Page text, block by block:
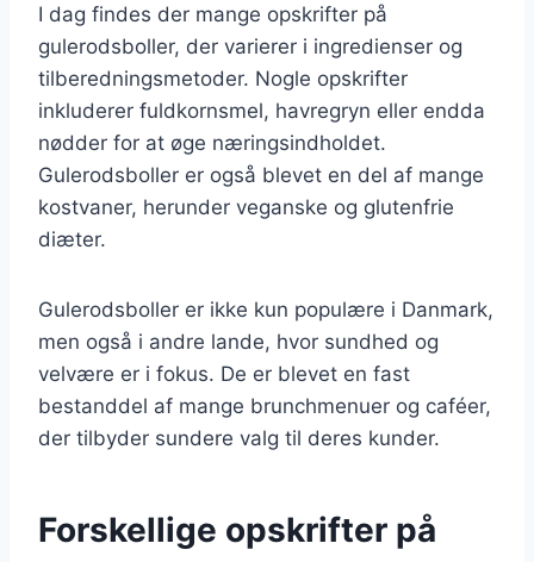
I dag findes der mange opskrifter på
gulerodsboller, der varierer i ingredienser og
tilberedningsmetoder. Nogle opskrifter
inkluderer fuldkornsmel, havregryn eller endda
nødder for at øge næringsindholdet.
Gulerodsboller er også blevet en del af mange
kostvaner, herunder veganske og glutenfrie
diæter.
Gulerodsboller er ikke kun populære i Danmark,
men også i andre lande, hvor sundhed og
velvære er i fokus. De er blevet en fast
bestanddel af mange brunchmenuer og caféer,
der tilbyder sundere valg til deres kunder.
Forskellige opskrifter på